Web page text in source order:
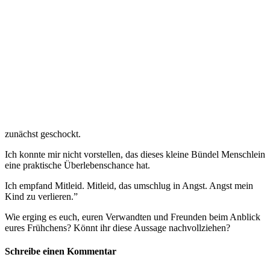
zunächst geschockt.
Ich konnte mir nicht vorstellen, das dieses kleine Bündel Menschlein
eine praktische Überlebenschance hat.
Ich empfand Mitleid. Mitleid, das umschlug in Angst. Angst mein
Kind zu verlieren.”
Wie erging es euch, euren Verwandten und Freunden beim Anblick
eures Frühchens? Könnt ihr diese Aussage nachvollziehen?
Schreibe einen Kommentar